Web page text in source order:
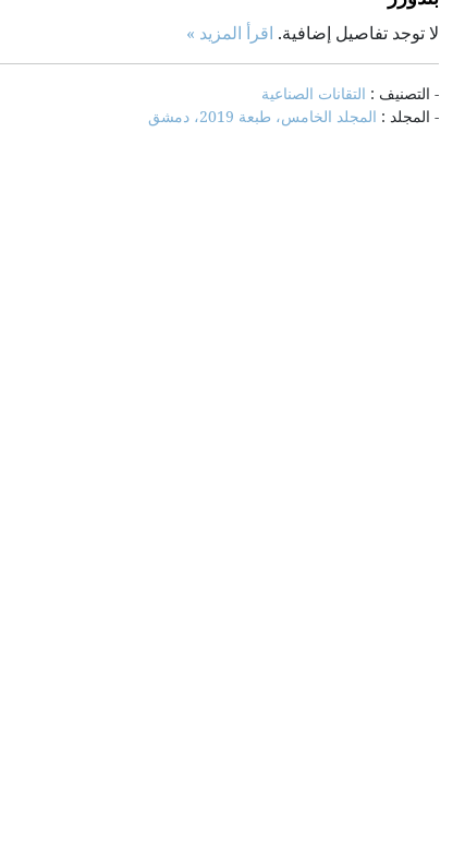
لا توجد تفاصيل إضافية. اقرأ المزيد »
- التصنيف : التقانات الصناعية
- المجلد : المجلد الخامس، طبعة 2019، دمشق